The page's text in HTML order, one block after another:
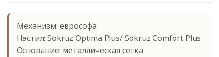
Механизм: еврософа
Настил: Sokruz Optima Plus/ Sokruz Comfort Plus
Основание: металлическая сетка